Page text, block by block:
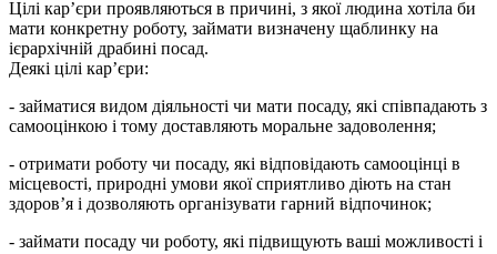
Цілі кар’єри проявляються в причині, з якої людина хотіла би
мати конкретну роботу, займати визначену щаблинку на
ієрархічній драбині посад.
Деякі цілі кар’єри:
- займатися видом діяльності чи мати посаду, які співпадають з
самооцінкою і тому доставляють моральне задоволення;
- отримати роботу чи посаду, які відповідають самооцінці в
місцевості, природні умови якої сприятливо діють на стан
здоров’я і дозволяють організувати гарний відпочинок;
- займати посаду чи роботу, які підвищують ваші можливості і